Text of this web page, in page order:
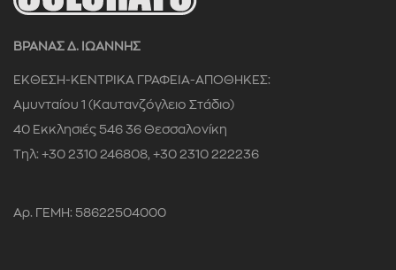
ΒΡΑΝΑΣ Δ. ΙΩΑΝΝΗΣ
ΕΚΘΕΣΗ-ΚΕΝΤΡΙΚΑ ΓΡΑΦΕΙΑ-ΑΠΟΘΗΚΕΣ:
Αμυνταίου 1 (Καυτανζόγλειο Στάδιο)
40 Εκκλησιές 546 36 Θεσσαλονίκη
Τηλ: +30 2310 246808, +30 2310 222236
Αρ. ΓΕΜΗ: 58622504000